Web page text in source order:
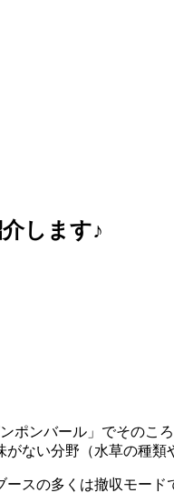
します♪
ンバール」でそのこ
ない分野（水草の種類
スの多くは撤収モー